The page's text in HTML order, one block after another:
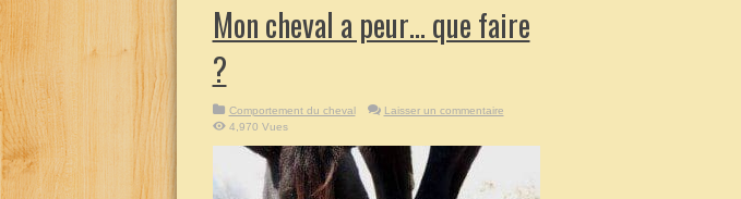
Mon cheval a peur… que faire
?
Comportement du cheval
Laisser un commentaire
4,970 Vues